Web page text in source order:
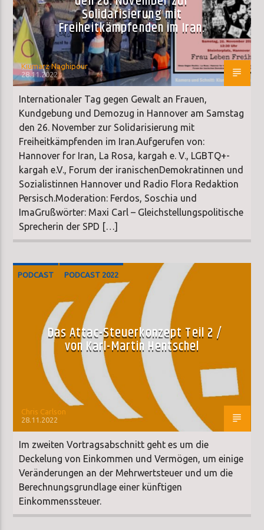
Solidarisierung mit
Freiheitkämpfenden im Iran.
Kiumarz Naghipour
28.11.2022
Internationaler Tag gegen Gewalt an Frauen,
Kundgebung und Demozug in Hannover am Samstag
den 26. November zur Solidarisierung mit
Freiheitkämpfenden im Iran.Aufgerufen von:
Hannover for Iran, La Rosa, kargah e. V., LGBTQ+-
kargah e.V., Forum der iranischenDemokratinnen und
Sozialistinnen Hannover und Radio Flora Redaktion
Persisch.Moderation: Ferdos, Soschia und
ImaGrußwörter: Maxi Carl – Gleichstellungspolitische
Sprecherin der SPD […]
PODCAST PODCAST 2022
Das Attac-Steuerkonzept Teil 2 /
von Karl-Martin Hentschel
Chris Carlson
28.11.2022
Im zweiten Vortragsabschnitt geht es um die
Deckelung von Einkommen und Vermögen, um einige
Veränderungen an der Mehrwertsteuer und um die
Berechnungsgrundlage einer künftigen
Einkommenssteuer.